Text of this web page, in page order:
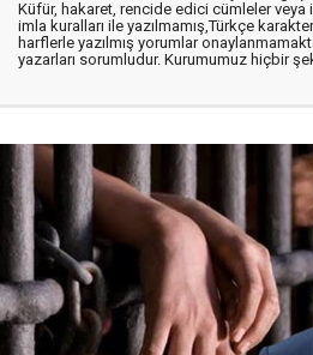
Küfür, hakaret, rencide edici cümleler veya
imla kuralları ile yazılmamış,Türkçe
harflerle yazılmış yorumlar
yazarları sorumludur. Kurumumuz hiçbir